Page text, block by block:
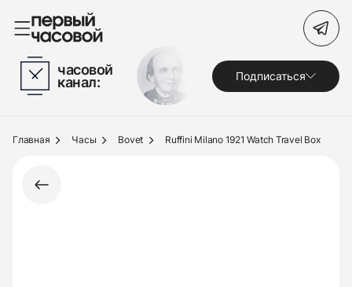
Часы
Украшения
Под заказ
Поиск по сайту
часовой
канал: Подписаться
Главная Часы Bovet Ruffini Milano 1921 Watch Travel Box